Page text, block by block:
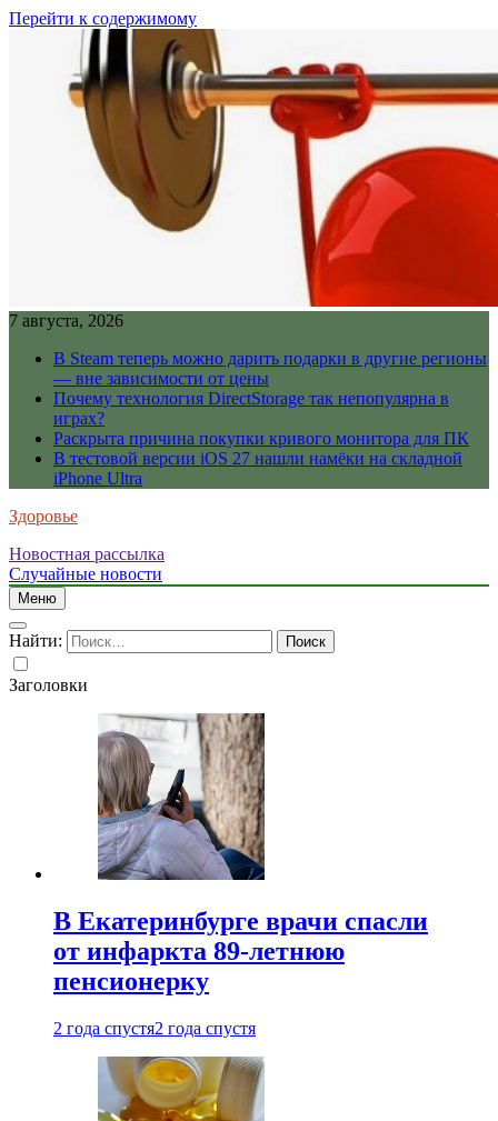
Перейти к содержимому
7 августа, 2026
В Steam теперь можно дарить подарки в другие регионы
— вне зависимости от цены
Почему технология DirectStorage так непопулярна в
играх?
Раскрыта причина покупки кривого монитора для ПК
В тестовой версии iOS 27 нашли намёки на складной
iPhone Ultra
Здоровье
Новостная рассылка
Случайные новости
Меню
Найти:
Заголовки
В Екатеринбурге врачи спасли
от инфаркта 89-летнюю
пенсионерку
2 года спустя2 года спустя